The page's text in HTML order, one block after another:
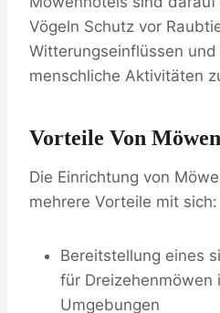
Vögeln Schutz vor
Witterungseinflüssen
menschliche Aktivitäten
Vorteile Von
Die Einrichtung von
mehrere Vorteile mit sich:
Bereitstellung eines
für Dreizehenmöwen
Umgebungen